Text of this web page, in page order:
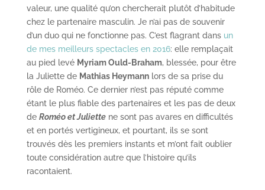
valeur, une qualité qu’on chercherait plutôt d’habitude
chez le partenaire masculin. Je n’ai pas de souvenir
d’un duo qui ne fonctionne pas. C’est flagrant dans un
de mes meilleurs spectacles en 2016: elle remplaçait
au pied levé Myriam Ould-Braham, blessée, pour être
la Juliette de Mathias Heymannlors de sa prise du
rôle de Roméo. Ce dernier n’est pas réputé comme
étant le plus fiable des partenaires et les pas de deux
de Roméo et Juliettene sont pas avares en difficultés
et en portés vertigineux, et pourtant, ils se sont
trouvés dès les premiers instants et m’ont fait oublier
toute considération autre que l’histoire qu’ils
racontaient.